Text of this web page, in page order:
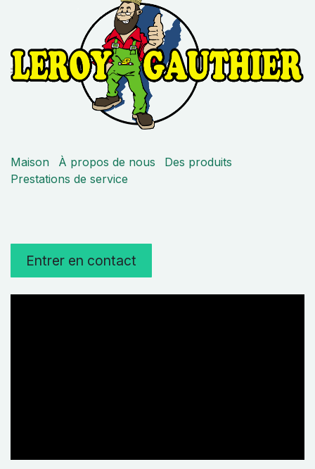
Maison À propos de nous
Des produits
Prestations de service
Entrer en contact